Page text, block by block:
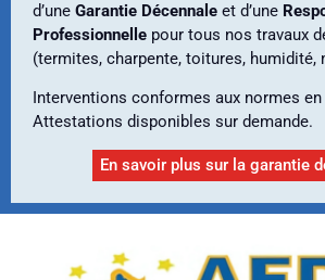
d’une Garantie Décennale et d’une
Professionnelle pour tous nos travaux
(termites, charpente, toitures, humidité,
Interventions conformes aux normes en
Attestations disponibles sur demande.
En savoir plus sur la garantie